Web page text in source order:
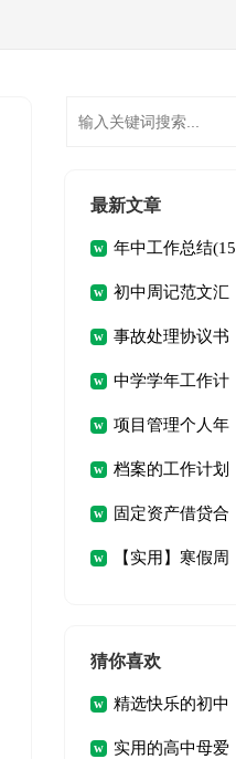
最新文章
年中工作总结(15
篇) 初中周记范文汇
编7篇事故处理协议书
范文合集3篇
中学学年工作计
划三篇项目管理个人年
终工作总结
档案的工作计划
汇编10篇
固定资产借贷合
同(8篇)【实用】寒假周
猜你喜欢
精选快乐的初中
生活作文汇总五篇
实用的高中母爱